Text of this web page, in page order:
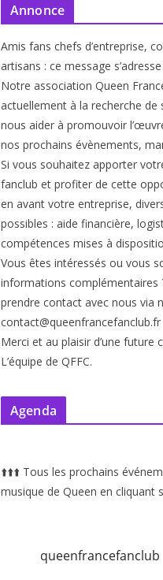
Annonce
Amis fans chefs d’entreprise,
artisans : ce message
Notre association Queen
actuellement à la recherche de
nous aider à promouvoir
nos prochains évènements,
Si vous souhaitez apporter
fanclub et profiter de cette
en avant votre entreprise,
possibles : aide financière,
compétences mises à disp
Vous êtes intéressés ou vous
informations complémentaires
prendre contact avec nous via
contact@queenfrancefanclub.fr
Merci et au plaisir d’une future
L’équipe de QFFC.
Agenda
⬆️⬆️⬆️ Tous les prochains
musique de Queen en cliquant
queenfrancefanclub